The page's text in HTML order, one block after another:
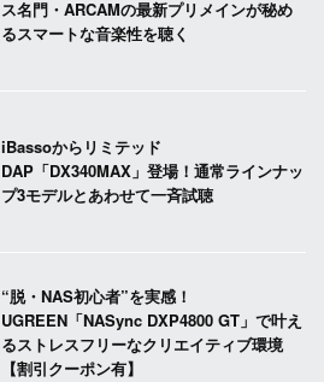
ス名門・ARCAMの最新プリメインが秘め
るスマートな音楽性を聴く
iBassoからリミテッド
DAP「DX340MAX」登場！通常ラインナッ
プ3モデルとあわせて一斉試聴
“脱・NAS初心者”を実感！
UGREEN「NASync DXP4800 GT」で叶え
るストレスフリーなクリエイティブ環境
【割引クーポン有】